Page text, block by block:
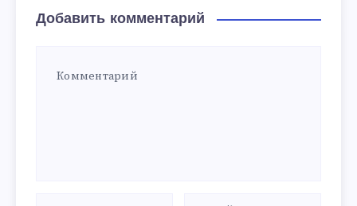
Добавить комментарий